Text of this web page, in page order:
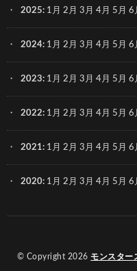
2025: 1月 2月 3月 4月 5月 6
2024: 1月 2月 3月 4月 5月 6
2023: 1月 2月 3月 4月 5月 6
2022: 1月 2月 3月 4月 5月 6
2021: 1月 2月 3月 4月 5月 6
2020: 1月 2月 3月 4月 5月 6
© Copyright 2026 モンスター